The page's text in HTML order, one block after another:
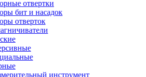
отвертки
бит и насадок
отверток
инструмент